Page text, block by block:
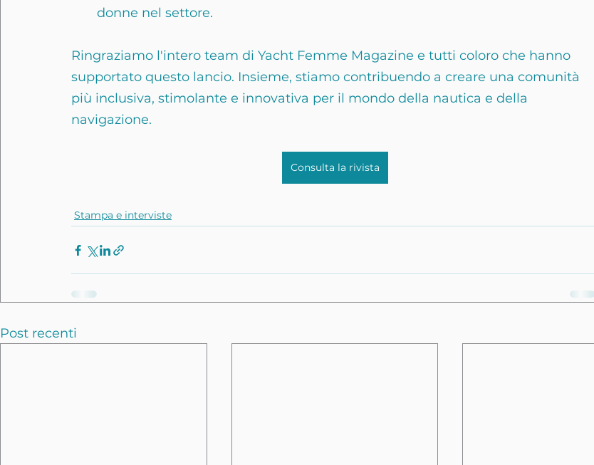
donne nel settore.
Ringraziamo l'intero team di Yacht Femme Magazine e tutti coloro che hanno
supportato questo lancio. Insieme, stiamo contribuendo a creare una comunità
più inclusiva, stimolante e innovativa per il mondo della nautica e della
navigazione.
Consulta la rivista
Stampa e interviste
Post recenti